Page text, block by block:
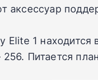
аксессуар
Elite 1
256. Питается